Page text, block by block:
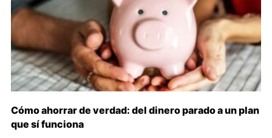
Cómo ahorrar de verdad: del dinero parado a un plan
que sí funciona